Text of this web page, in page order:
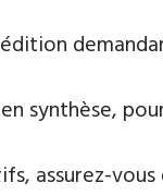
synthèse,
assurez-